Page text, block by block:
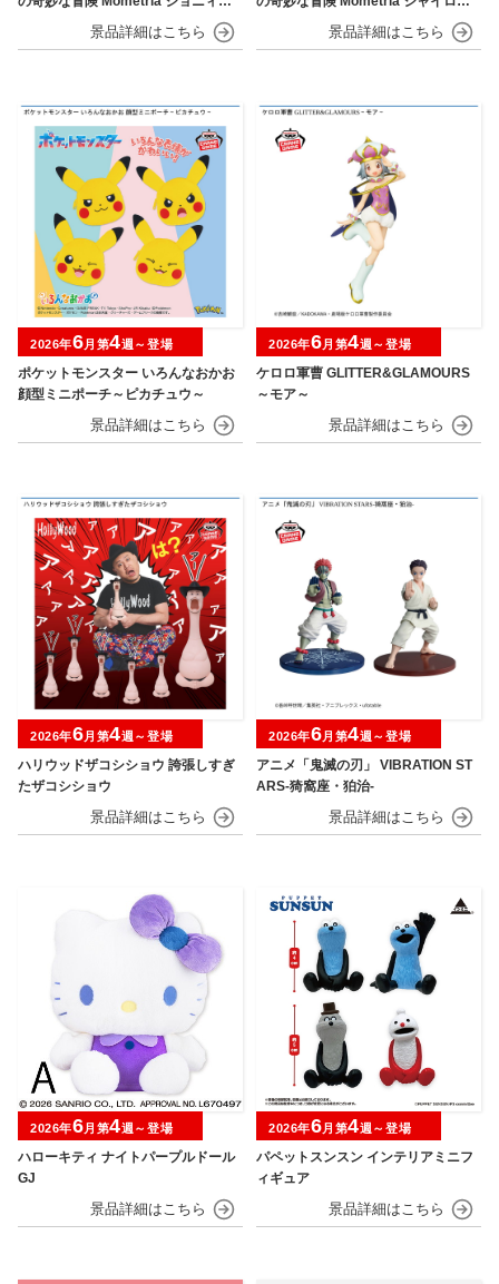
ジョースター
ポケットモンスター いろんなおかお
顔型ミニポーチ～ピカチュウ～
2026年6月第4週～登場
ケロロ軍曹 GLITTER&GLAMOURS
～モア～
2026年6月第4週～登場
ハリウッドザコシショウ 誇張しすぎ
たザコシショウ
2026年6月第4週～登場
アニメ「鬼滅の刃」 VIBRATION ST
ARS-猗窩座・狛治-
2026年6月第4週～登場
ハローキティ ナイトパープルドール
GJ
2026年6月第4週～登場
パペットスンスン インテリアミニフ
ィギュア
2026年6月第4週～登場